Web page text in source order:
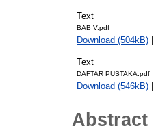
Text
BAB V.pdf
Download (504kB) |
Text
DAFTAR PUSTAKA.pdf
Download (546kB) |
Abstract